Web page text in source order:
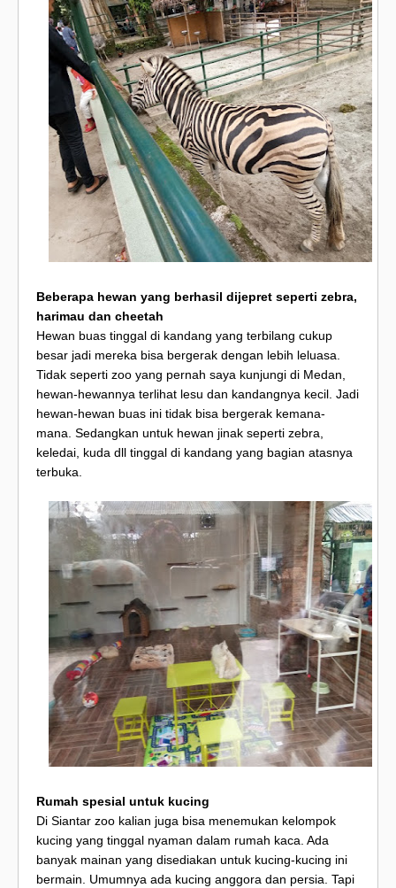
Beberapa hewan yang berhasil dijepret seperti zebra,
harimau dan cheetah
Hewan buas tinggal di kandang yang terbilang cukup
besar jadi mereka bisa bergerak dengan lebih leluasa.
Tidak seperti zoo yang pernah saya kunjungi di Medan,
hewan-hewannya terlihat lesu dan kandangnya kecil. Jadi
hewan-hewan buas ini tidak bisa bergerak kemana-
mana. Sedangkan untuk hewan jinak seperti zebra,
keledai, kuda dll tinggal di kandang yang bagian atasnya
terbuka.
Rumah spesial untuk kucing
Di Siantar zoo kalian juga bisa menemukan kelompok
kucing yang tinggal nyaman dalam rumah kaca. Ada
banyak mainan yang disediakan untuk kucing-kucing ini
bermain. Umumnya ada kucing anggora dan persia. Tapi